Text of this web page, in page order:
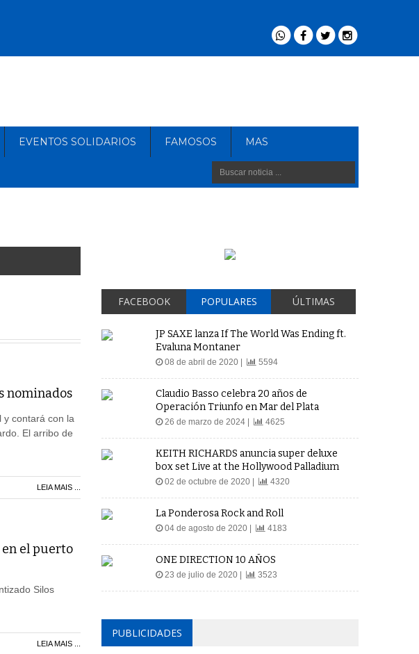
EVENTOS SOLIDARIOS FAMOSOS MAS
nominados
y contará con la
El arribo de
LEIA MAIS ...
el puerto
Silos
LEIA MAIS ...
FACEBOOK POPULARES ÚLTIMAS
JP SAXE lanza If The World Was Ending ft.
Evaluna Montaner
08 de abril de 2020 | 5594
Claudio Basso celebra 20 años de
Operación Triunfo en Mar del Plata
26 de marzo de 2024 | 4625
KEITH RICHARDS anuncia super deluxe
box set Live at the Hollywood Palladium
02 de octubre de 2020 | 4320
La Ponderosa Rock and Roll
04 de agosto de 2020 | 4183
ONE DIRECTION 10 AÑOS
23 de julio de 2020 | 3523
PUBLICIDADES